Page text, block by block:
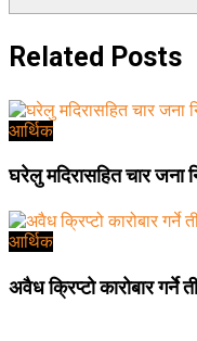
Related Posts
आर्थिक
घरेलु मदिरासहित चार जना
आर्थिक
अवैध क्रिप्टो कारोबार गर्ने